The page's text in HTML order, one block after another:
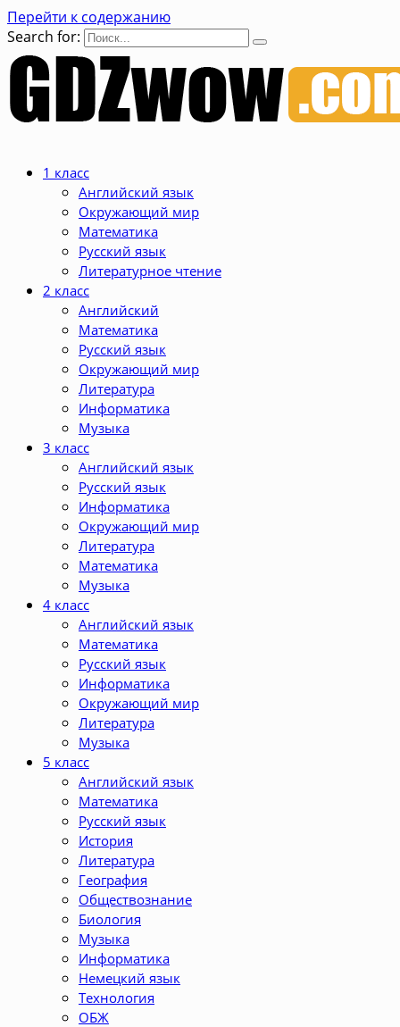
Перейти к содержанию
Search for:
1 класс
Английский язык
Окружающий мир
Математика
Русский язык
Литературное чтение
2 класс
Английский
Математика
Русский язык
Окружающий мир
Литература
Информатика
Музыка
3 класс
Английский язык
Русский язык
Информатика
Окружающий мир
Литература
Математика
Музыка
4 класс
Английский язык
Математика
Русский язык
Информатика
Окружающий мир
Литература
Музыка
5 класс
Английский язык
Математика
Русский язык
История
Литература
География
Обществознание
Биология
Музыка
Информатика
Немецкий язык
Технология
ОБЖ